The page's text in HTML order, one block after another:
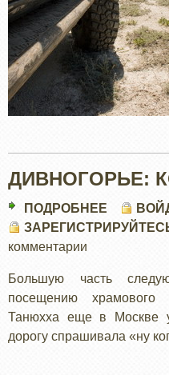
ДИВНОГОРЬЕ:
ПОДРОБНЕЕ
комментарии
Большую часть
посещению храмового
Танюхха еще в Москве
дорогу спрашивала «ну